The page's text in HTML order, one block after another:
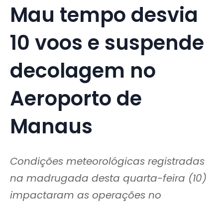
Mau tempo desvia
10 voos e suspende
decolagem no
Aeroporto de
Manaus
Condições meteorológicas registradas
na madrugada desta quarta-feira (10)
impactaram as operações no